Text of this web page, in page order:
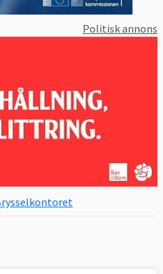
kopplade till
grad.
Politisk annons